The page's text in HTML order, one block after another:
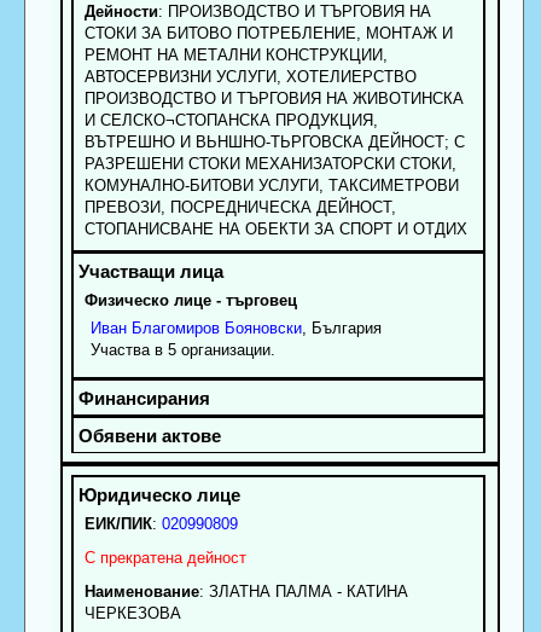
Дейности: ПРОИЗВОДСТВО И ТЪРГОВИЯ НА
СТОКИ ЗА БИТОВО ПОТРЕБЛЕНИЕ, МОНТАЖ И
РЕМОНТ НА МЕТАЛНИ КОНСТРУКЦИИ,
АВТОСЕРВИЗНИ УСЛУГИ, ХОТЕЛИЕРСТВО
ПРОИЗВОДСТВО И ТЪРГОВИЯ НА ЖИВОТИНСКА
И СЕЛСКО¬СТОПАНСКА ПРОДУКЦИЯ,
ВЪТРЕШНО И ВЬНШНО-ТЬРГОВСКА ДЕЙНОСТ; С
РАЗРЕШЕНИ СТОКИ МЕХАНИЗАТОРСКИ СТОКИ,
КОМУНАЛНО-БИТОВИ УСЛУГИ, ТАКСИМЕТРОВИ
ПРЕВОЗИ, ПОСРЕДНИЧЕСКА ДЕЙНОСТ,
СТОПАНИСВАНЕ НА ОБЕКТИ ЗА СПОРТ И ОТДИХ
Физическо лице - търговец
Иван Благомиров Бояновски, България
Участва в 5 организации.
ЕИК/ПИК: 020990809
С прекратена дейност
Наименование: ЗЛАТНА ПАЛМА - КАТИНА
ЧЕРКЕЗОВА